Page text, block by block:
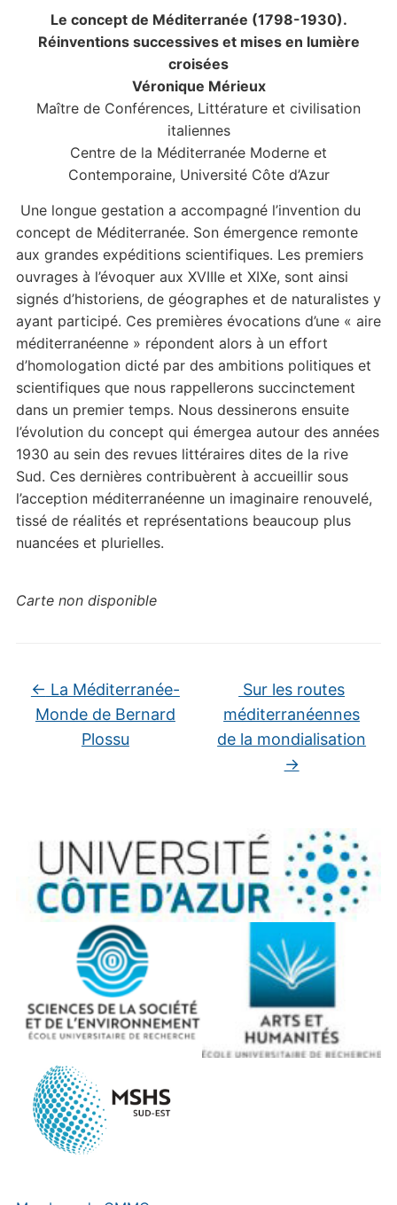
Le concept de Méditerranée (1798-1930).
Réinventions successives et mises en lumière
croisées
Véronique Mérieux
Maître de Conférences, Littérature et civilisation
italiennes
Centre de la Méditerranée Moderne et
Contemporaine, Université Côte d’Azur
Une longue gestation a accompagné l’invention du
concept de Méditerranée. Son émergence remonte
aux grandes expéditions scientifiques. Les premiers
ouvrages à l’évoquer aux XVIIIe et XIXe, sont ainsi
signés d’historiens, de géographes et de naturalistes y
ayant participé. Ces premières évocations d’une « aire
méditerranéenne » répondent alors à un effort
d’homologation dicté par des ambitions politiques et
scientifiques que nous rappellerons succinctement
dans un premier temps. Nous dessinerons ensuite
l’évolution du concept qui émergea autour des années
1930 au sein des revues littéraires dites de la rive
Sud. Ces dernières contribuèrent à accueillir sous
l’acception méditerranéenne un imaginaire renouvelé,
tissé de réalités et représentations beaucoup plus
nuancées et plurielles.
Carte non disponible
← La Méditerranée-
Monde de Bernard
Plossu
Sur les routes
méditerranéennes
de la mondialisation
→